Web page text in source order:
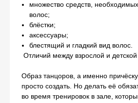
множество средств,
волос;
блёстки;
аксессуары;
блестящий и гладкий вид волос.
Отличий между взрослой и детской
Образ танцоров, а именно
просто создать. Но делать её
во время тренировок в зале,